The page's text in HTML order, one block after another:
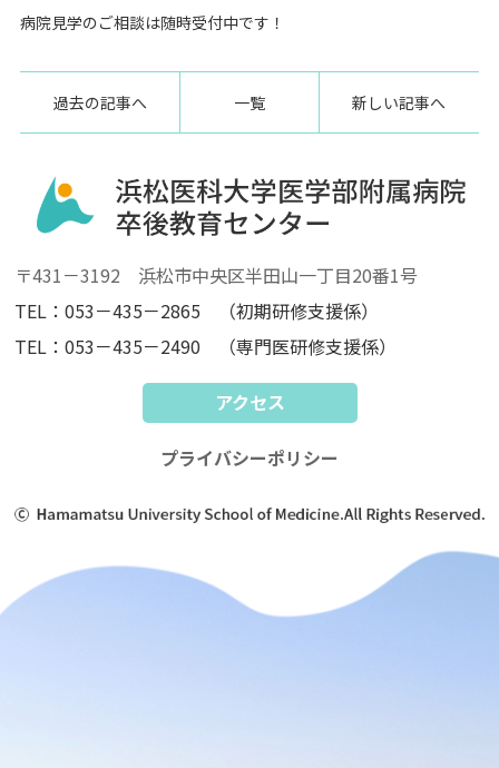
病院見学のご相談は随時受付中です！
過去の記事へ 一覧 新しい記事へ
〒431－3192 浜松市中央区半田山一丁目20番1号
TEL：053－435－2865 （初期研修支援係）
TEL：053－435－2490 （専門医研修支援係）
アクセス
プライバシーポリシー